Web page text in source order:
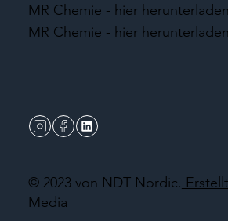
© 2023 von NDT Nordic.
Media
MR Chemie - hier herunterladen
MR Chemie - hier herunterladen